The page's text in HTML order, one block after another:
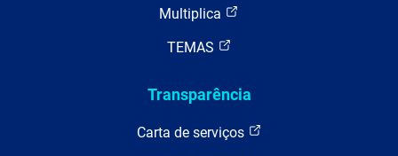
Multiplica
TEMAS
Transparência
Carta de serviços